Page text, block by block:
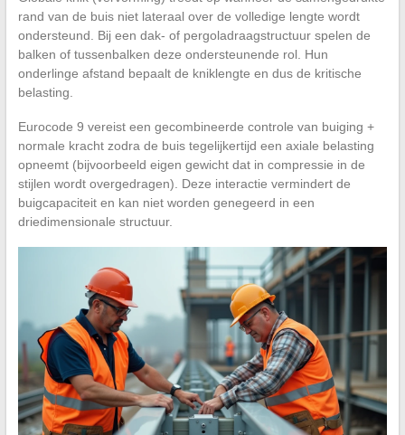
rand van de buis niet lateraal over de volledige lengte wordt
ondersteund. Bij een dak- of pergoladraagstructuur spelen de
balken of tussenbalken deze ondersteunende rol. Hun
onderlinge afstand bepaalt de kniklengte en dus de kritische
belasting.
Eurocode 9 vereist een gecombineerde controle van buiging +
normale kracht zodra de buis tegelijkertijd een axiale belasting
opneemt (bijvoorbeeld eigen gewicht dat in compressie in de
stijlen wordt overgedragen). Deze interactie vermindert de
buigcapaciteit en kan niet worden genegeerd in een
driedimensionale structuur.